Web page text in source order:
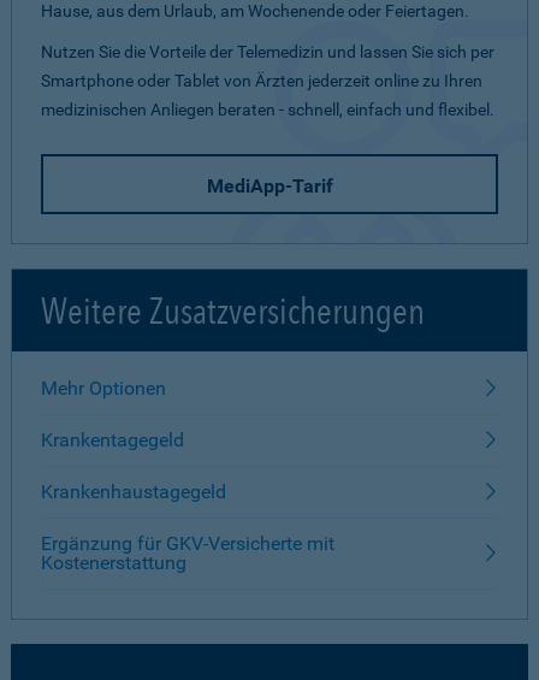
Hause, aus dem Urlaub, am Wochenende oder Feiertagen.
Nutzen Sie die Vorteile der Telemedizin und lassen Sie sich per
Smartphone oder Tablet von Ärzten jederzeit online zu Ihren
medizinischen Anliegen beraten - schnell, einfach und flexibel.
MediApp-Tarif
Weitere Zusatzversicherungen
Mehr Optionen
Krankentagegeld
Krankenhaustagegeld
Ergänzung für GKV-Versicherte mit
Kostenerstattung